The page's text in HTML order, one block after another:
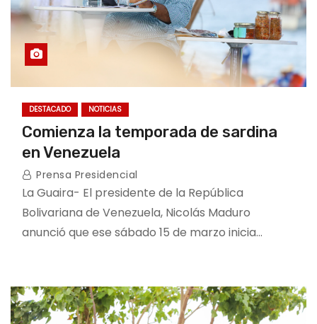
DESTACADO NOTICIAS
Comienza la temporada de sardina
en Venezuela
Prensa Presidencial
La Guaira- El presidente de la República
Bolivariana de Venezuela, Nicolás Maduro
anunció que ese sábado 15 de marzo inicia…